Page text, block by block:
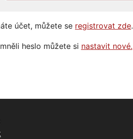
účet, můžete se registrovat zde.
heslo můžete si nastavit nové.